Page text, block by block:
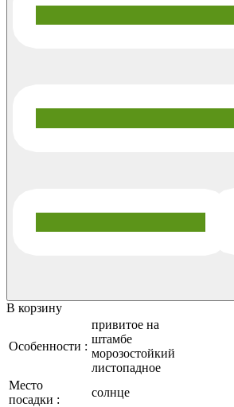
В корзину
Особенности :
привитое на
штамбе
морозостойкий
листопадное
Место
посадки :
солнце